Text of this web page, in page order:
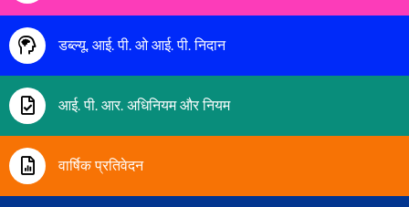
डब्ल्यू. आई. पी. ओ आई. पी. निदान
आई. पी. आर. अधिनियम और नियम
वार्षिक प्रतिवेदन